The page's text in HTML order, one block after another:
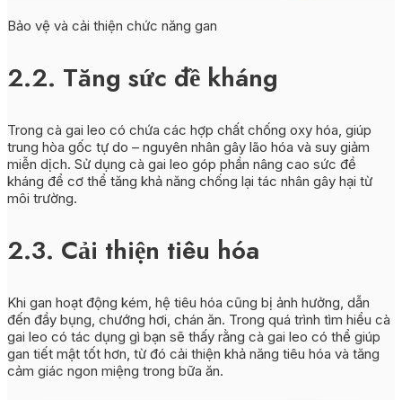
Bảo vệ và cải thiện chức năng gan
2.2. Tăng sức đề kháng
Trong cà gai leo có chứa các hợp chất chống oxy hóa, giúp
trung hòa gốc tự do – nguyên nhân gây lão hóa và suy giảm
miễn dịch. Sử dụng cà gai leo góp phần nâng cao sức đề
kháng để cơ thể tăng khả năng chống lại tác nhân gây hại từ
môi trường.
2.3. Cải thiện tiêu hóa
Khi gan hoạt động kém, hệ tiêu hóa cũng bị ảnh hưởng, dẫn
đến đầy bụng, chướng hơi, chán ăn. Trong quá trình tìm hiểu cà
gai leo có tác dụng gì bạn sẽ thấy rằng cà gai leo có thể giúp
gan tiết mật tốt hơn, từ đó cải thiện khả năng tiêu hóa và tăng
cảm giác ngon miệng trong bữa ăn.